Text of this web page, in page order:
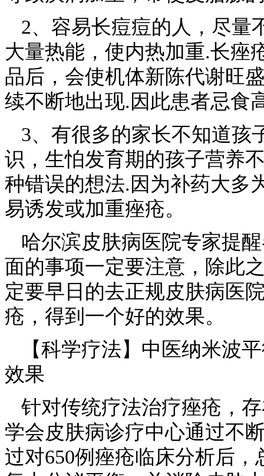
2、容易长痘痘的人，尽量
大量热能，使内热加重.长痤
品后，会使机体新陈代谢旺
续不断地出现.因此患者忌食
3、有很多的家长不知道孩
识，生怕发育期的孩子营养
种错误的想法.因为补药大多
易诱发或加重痤疮。
哈尔滨皮肤病医院专家提
面的事项一定要注意，除此
定要早日的去正规皮肤病医
疮，得到一个好的效果。
【科学疗法】中医纳米波
效果
针对传统疗法治疗痤疮，
学会皮肤病诊疗中心通过不
过对650例痤疮临床分析后